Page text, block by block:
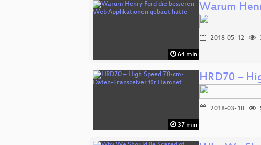
64 min
Warum
2018-05-12
37 min
HRD70 –
2018-03-10